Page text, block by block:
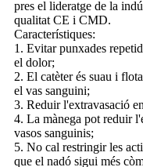
pres el lideratge de la
qualitat CE i CMD.
Característiques:
1. Evitar punxades
el dolor;
2. El catèter és suau i
el vas sanguini;
3. Reduir l'extravasació
4. La mànega pot reduir
vasos sanguinis;
5. No cal restringir les
que el nadó sigui més